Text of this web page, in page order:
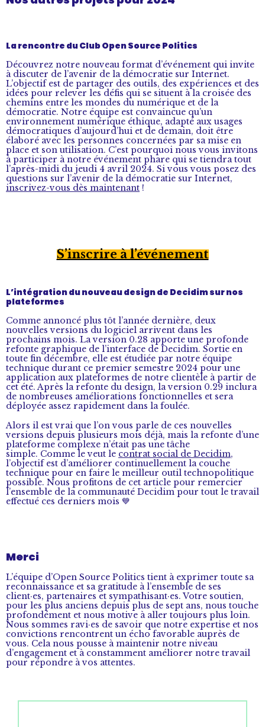
La rencontre du Club Open Source Politics
Découvrez notre nouveau format d’événement qui invite
à discuter de l’avenir de la démocratie sur Internet.
L’objectif est de partager des outils, des expériences et des
idées pour relever les défis qui se situent à la croisée des
chemins entre les mondes du numérique et de la
démocratie. Notre équipe est convaincue qu’un
environnement numérique éthique, adapté aux usages
démocratiques d’aujourd’hui et de demain, doit être
élaboré avec les personnes concernées par sa mise en
place et son utilisation. C’est pourquoi nous vous invitons
à participer à notre événement phare qui se tiendra tout
l’après-midi du jeudi 4 avril 2024. Si vous vous posez des
questions sur l’avenir de la démocratie sur Internet,
inscrivez-vous dès maintenant !
S’inscrire à l’événement
L’intégration du nouveau design de Decidim sur nos
plateformes
Comme annoncé plus tôt l’année dernière, deux
nouvelles versions du logiciel arrivent dans les
prochains mois. La version 0.28 apporte une profonde
refonte graphique de l’interface de Decidim. Sortie en
toute fin décembre, elle est étudiée par notre équipe
technique durant ce premier semestre 2024 pour une
application aux plateformes de notre clientèle à partir de
cet été. Après la refonte du design, la version 0.29 inclura
de nombreuses améliorations fonctionnelles et sera
déployée assez rapidement dans la foulée.
Alors il est vrai que l’on vous parle de ces nouvelles
versions depuis plusieurs mois déjà, mais la refonte d’une
plateforme complexe n’était pas une tâche
simple. Comme le veut le contrat social de Decidim,
l’objectif est d’améliorer continuellement la couche
technique pour en faire le meilleur outil technopolitique
possible. Nous profitons de cet article pour remercier
l’ensemble de la communauté Decidim pour tout le travail
effectué ces derniers mois 💙
Merci
L’équipe d’Open Source Politics tient à exprimer toute sa
reconnaissance et sa gratitude à l’ensemble de ses
client·es, partenaires et sympathisant·es. Votre soutien,
pour les plus anciens depuis plus de sept ans, nous touche
profondément et nous motive à aller toujours plus loin.
Nous sommes ravi·es de savoir que notre expertise et nos
convictions rencontrent un écho favorable auprès de
vous. Cela nous pousse à maintenir notre niveau
d’engagement et à constamment améliorer notre travail
pour répondre à vos attentes.